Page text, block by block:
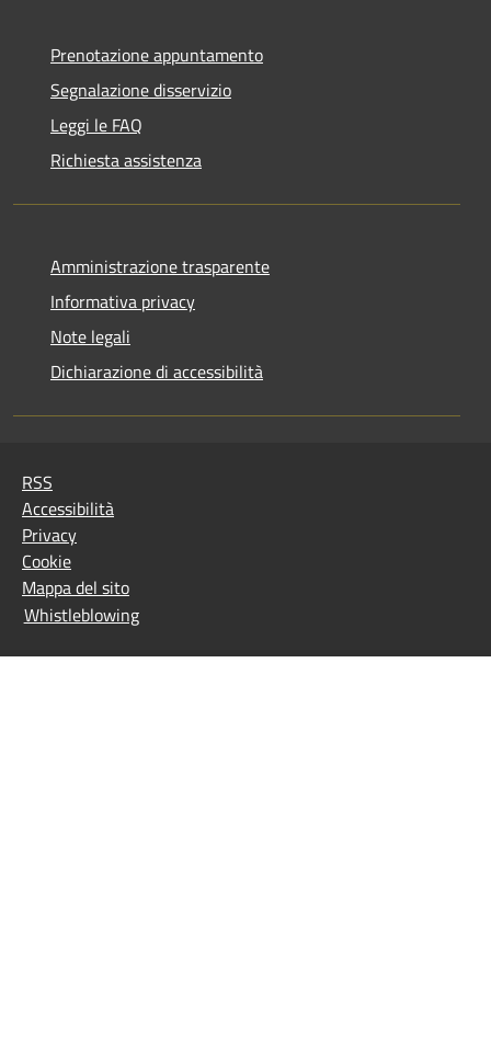
Prenotazione appuntamento
Segnalazione disservizio
Leggi le FAQ
Richiesta assistenza
Amministrazione trasparente
Informativa privacy
Note legali
Dichiarazione di accessibilità
RSS
Accessibilità
Privacy
Cookie
Mappa del sito
Whistleblowing